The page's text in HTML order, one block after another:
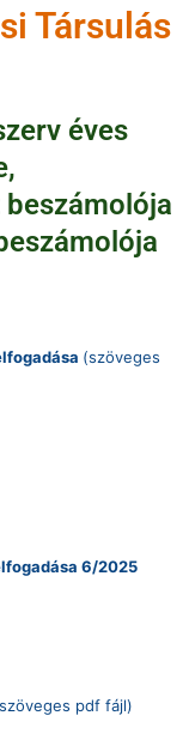
Társulás
éves
(szöveges
6/2025
pdf fájl)